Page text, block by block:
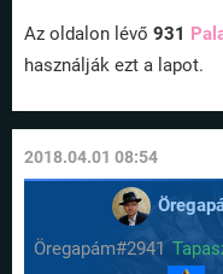
Az oldalon lévő 931
használják ezt a lapot.
2018.04.01 08:54
Öregapám#2941